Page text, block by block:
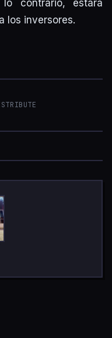
contrario, estará
los inversores.